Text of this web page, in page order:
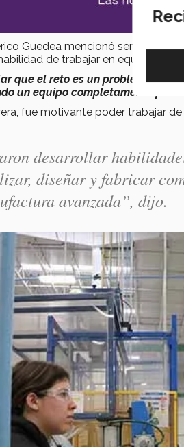
Guedea mencionó sentirse
de trabajar en equipo.
que el reto es un problema
un equipo completamente
fue motivante poder trabajar
desarrollar
diseñar y fabricar
avanzada”, dijo.